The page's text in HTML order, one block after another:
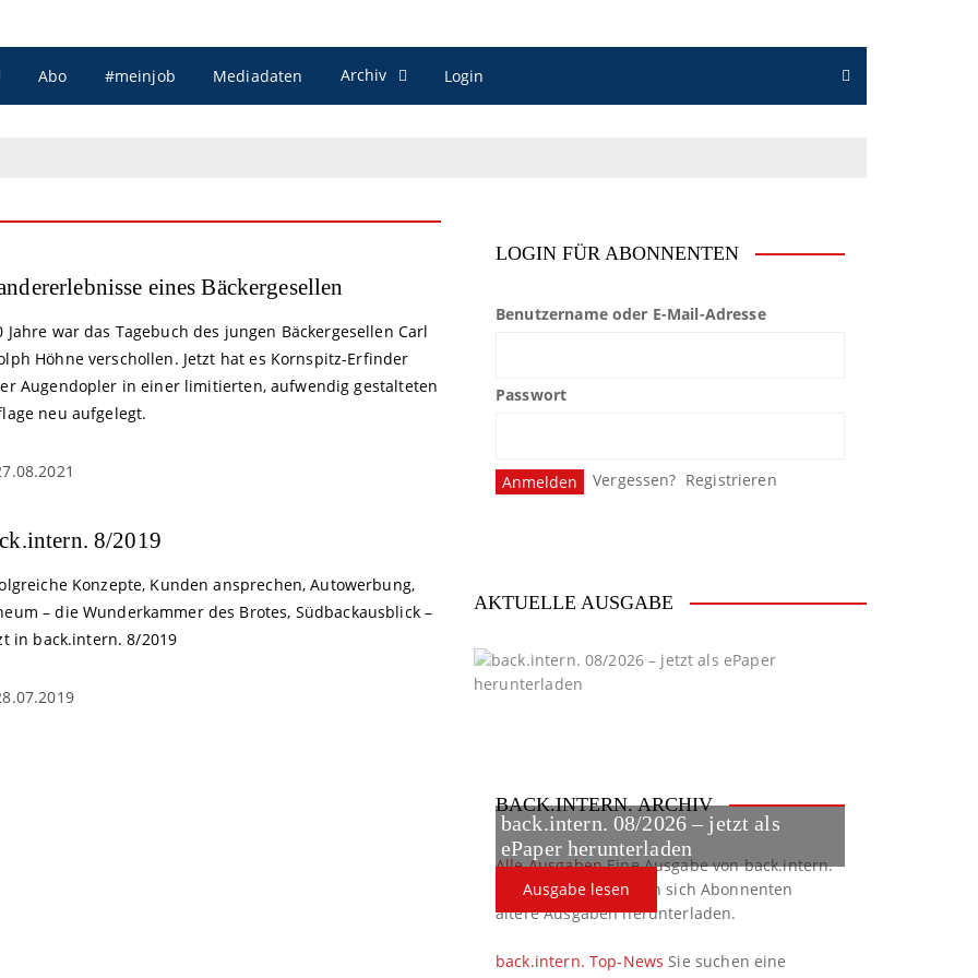
Abo #meinjob Mediadaten Archiv Login
eines Bäckergesellen
Jahre war das Tagebuch des jungen Bäckergesellen Carl
Höhne verschollen. Jetzt hat es Kornspitz-Erfinder
Augendopler in einer limitierten, aufwendig gestalteten
neu aufgelegt.
8/2019
Konzepte, Kunden ansprechen, Autowerbung,
– die Wunderkammer des Brotes, Südbackausblick –
in back.intern. 8/2019
LOGIN FÜR ABONNENTEN
Benutzername oder E-Mail-Adresse
Passwort
Vergessen? Registrieren
AKTUELLE AUSGABE
back.intern. 08/2026 – jetzt als
ePaper herunterladen
Ausgabe lesen
BACK.INTERN. ARCHIV
Alle AusgabenEine Ausgabe von back.intern.
verpasst? Hier können sich Abonnenten
ältere Ausgaben herunterladen.
back.intern. Top-News Sie suchen eine